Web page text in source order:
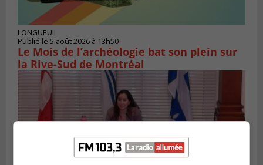
LONGUEUIL
Publié le 5 août 2026 à 13h50
Le Mois de l’archéologie bat son plein sur
la Rive-Sud de Montréal